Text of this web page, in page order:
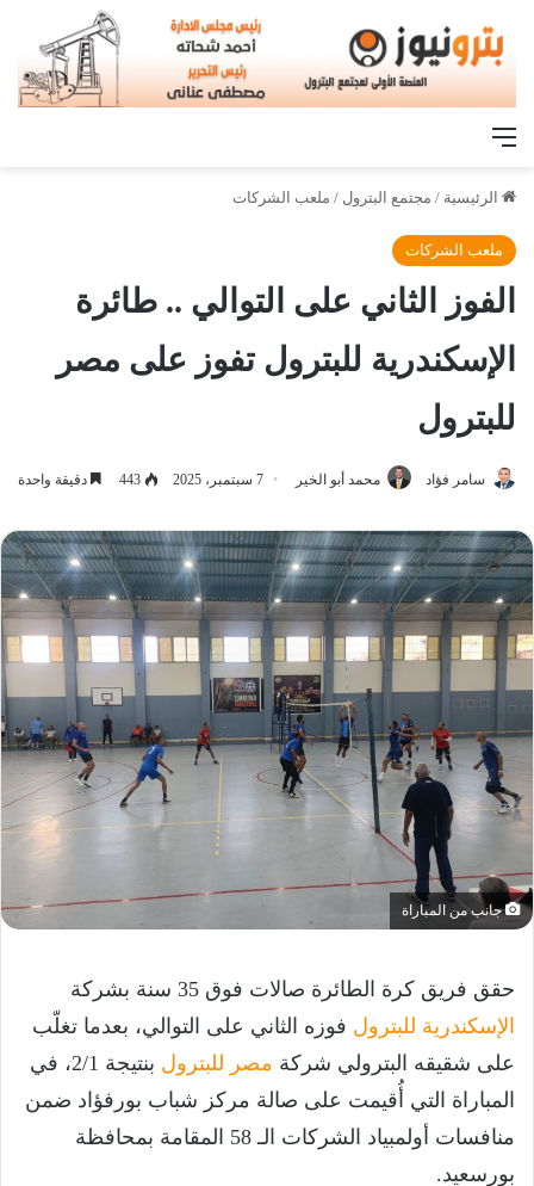
القائمة
الرئيسية / مجتمع البترول / ملعب الشركات
ملعب الشركات
الفوز الثاني على التوالي .. طائرة
الإسكندرية للبترول تفوز على مصر
للبترول
سامر فؤاد محمد أبو الخير 7 سبتمبر، 2025 443 دقيقة واحدة
جانب من المباراة
حقق فريق كرة الطائرة صالات فوق 35 سنة بشركة
الإسكندرية للبترول فوزه الثاني على التوالي، بعدما تغلّب
على شقيقه البترولي شركة مصر للبترول
بنتيجة 2/1، في
المباراة التي أُقيمت على صالة مركز شباب بورفؤاد ضمن
منافسات أولمبياد الشركات الـ 58 المقامة بمحافظة
بورسعيد.